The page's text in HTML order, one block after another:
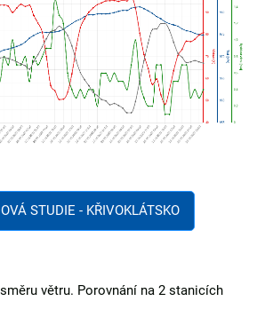
STUDIE - KŘIVOKLÁTSKO
větru. Porovnání na 2 stanicích